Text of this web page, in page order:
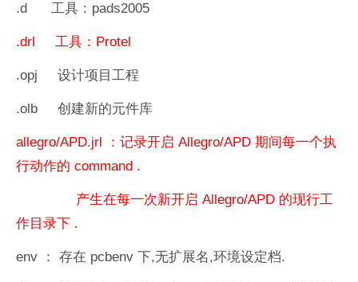
.d 工具： pads2005
.drl 工具： Protel
.opj 设计项目工程
.olb 创建新的元件库
allegro/APD.jrl ：记录开启 Allegro/APD 期间每一个执
行动作的 command .
产生在每一次新开启 Allegro/APD 的现行工
作目录下 .
env ： 存在 pcbenv 下,无扩展名,环境设定档.